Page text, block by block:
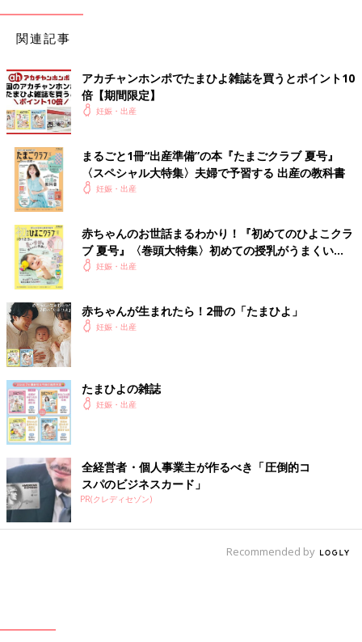
出典：Instagramアカウント「yuruku_unamama」
yuruku_unamamaさんは、ヒートテックマタニティレギンス
（10分丈）1,500円を購入。カラーはブラックのみなんだとか。
身長は167cmだそうですが、着用した際もしっかり10分丈あ
り、よく伸びる生地なのでMサイズでピッタリとのこと。臨月の
ときでもずり落ちず、暖かく履けたようですよ。
メンズ用をセールでゲット！3Dスフレ クルーネッ
クセーター
93_0920さんは、3Dスフレ クルーネックセーターをセールで購
関連記事
アカチャンホンポでたまひよ雑誌を買うとポイント10
倍【期間限定】
妊娠・出産
まるごと1冊“出産準備”の本『たまごクラブ 夏号』
〈スペシャル大特集〉夫婦で予習する 出産の教科書
妊娠・出産
赤ちゃんのお世話まるわかり！『初めてのひよこクラ
ブ 夏号』〈巻頭大特集〉初めての授乳がうまくい
く！ おっぱい・ミルクの基本と夏のトラブル 解決テ
妊娠・出産
赤ちゃんが生まれたら！2冊の「たまひよ」
妊娠・出産
たまひよの雑誌
妊娠・出産
全経営者・個人事業主が作るべき「圧倒的コ
スパのビジネスカード」
PR(クレディセゾン)
Recommended by